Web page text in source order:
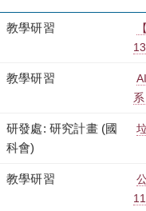
教學研習
教學研習
研發處: 研究計畫 (國
科會)
教學研習